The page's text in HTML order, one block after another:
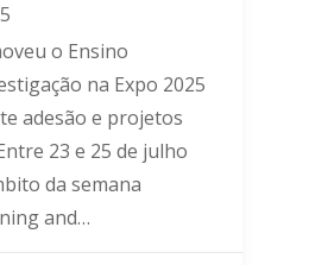
o Ensino
na Expo 2025
adesão e projetos
23 e 25 de julho
da semana
and…